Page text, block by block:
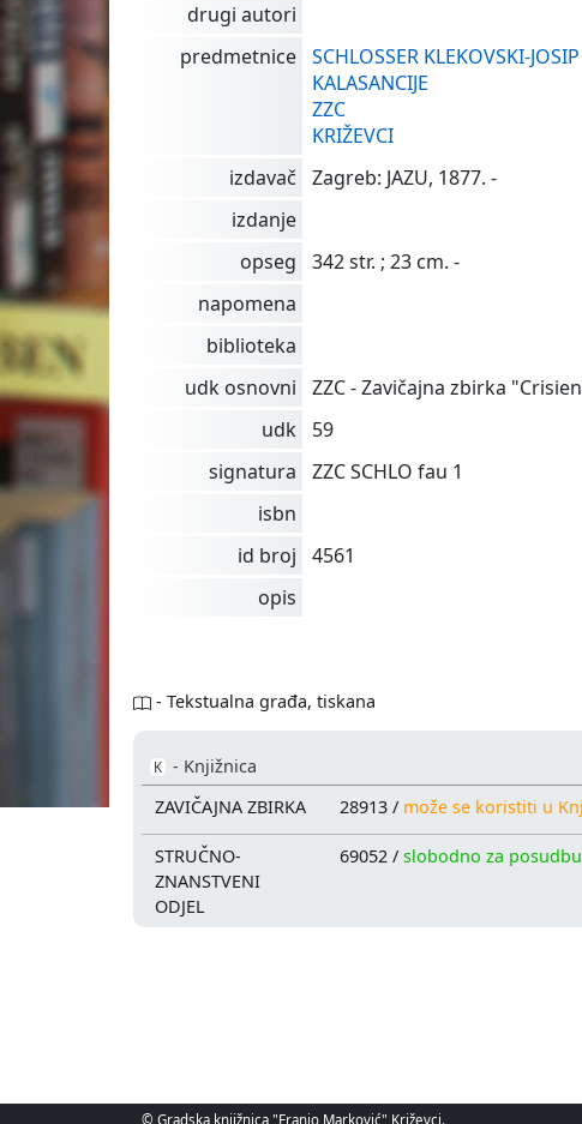
drugi autori
predmetnice
SCHLOSSER KLEKOVSKI-JOSIP
KALASANCIJE
ZZC
KRIŽEVCI
izdavač
Zagreb: JAZU, 1877. -
izdanje
opseg
342 str. ; 23 cm. -
napomena
biblioteka
udk osnovni
ZZC - Zavičajna zbirka
udk
59
signatura
ZZC SCHLO fau 1
isbn
id broj
4561
opis
- Tekstualna građa, tiskana
K - Knjižnica
ZAVIČAJNA ZBIRKA
28913 / može se koristiti u
STRUČNO-
ZNANSTVENI
ODJEL
69052 / slobodno za posudbu
© Gradska knjižnica "Franjo Marković" Križevci.